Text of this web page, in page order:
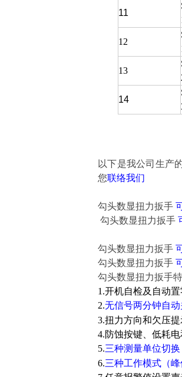
11
12
13
14
以下是我公司生产
您联络我们
勾头数显扭力扳手
勾头数显扭力扳手
勾头数显扭力扳手
勾头数显扭力扳手
勾头数显扭力扳手
1.开机自检及自动
2.无信号两分钟自
3.扭力方向和欠压
4.防蚀按键、低耗
5.三种测量单位切换
6.三种工作模式（